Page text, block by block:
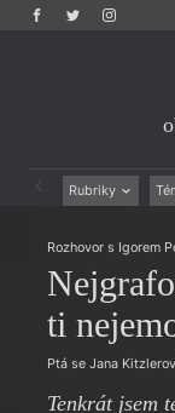
Rubriky
Drobná
Esejistika
Recenze a reflexe
Reportáže
Právě vychází
Mauzoleum
Divadlo
Historie
Rozhovor s Igorem
ti
Ptá se Jana
Tenkrát jsem